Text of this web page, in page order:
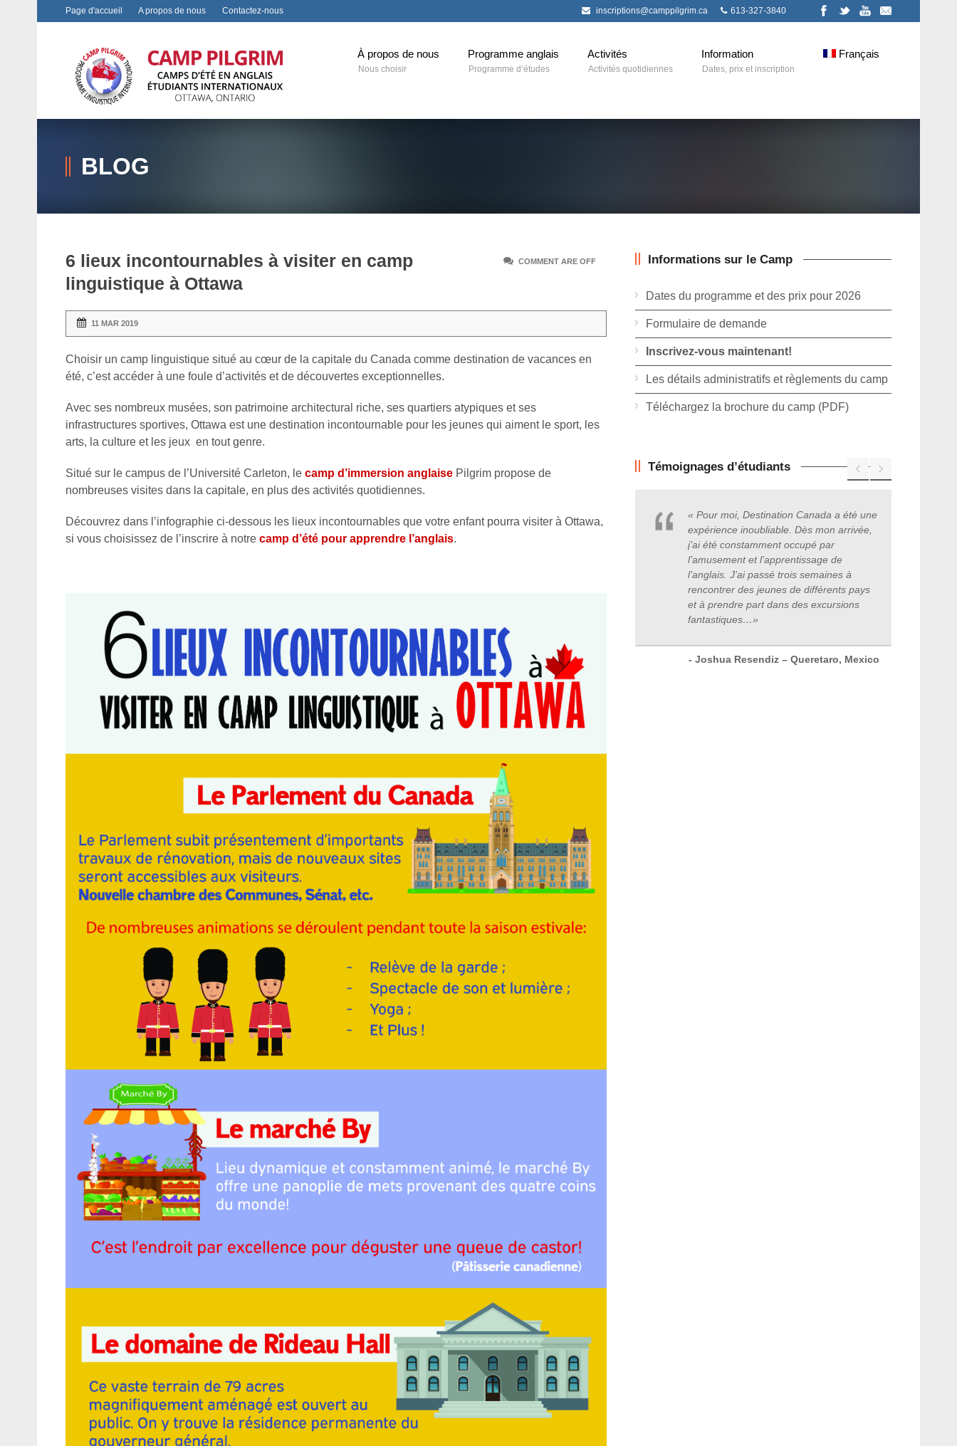
Page d'accueil A propos de nous Contactez-nous inscriptions@camppilgrim.ca 613-327-3840
À propos de nous
Nous choisir
Programme anglais
Programme d’études
Activités
Activités quotidiennes
Information
Dates, prix et inscription
Français
BLOG
COMMENT ARE OFF
6 lieux incontournables à visiter en camp
linguistique à Ottawa
11 MAR 2019
Choisir un camp linguistique situé au cœur de la capitale du Canada comme destination de vacances en
été, c’est accéder à une foule d’activités et de découvertes exceptionnelles.
Avec ses nombreux musées, son patrimoine architectural riche, ses quartiers atypiques et ses
infrastructures sportives, Ottawa est une destination incontournable pour les jeunes qui aiment le sport, les
arts, la culture et les jeux en tout genre.
Situé sur le campus de l’Université Carleton, le camp d’immersion anglaise Pilgrim propose de
nombreuses visites dans la capitale, en plus des activités quotidiennes.
Découvrez dans l’infographie ci-dessous les lieux incontournables que votre enfant pourra visiter à Ottawa,
si vous choisissez de l’inscrire à notre camp d’été pour apprendre l’anglais.
Informations sur le Camp
Dates du programme et des prix pour 2026
Formulaire de demande
Inscrivez-vous maintenant!
Les détails administratifs et règlements du camp
Téléchargez la brochure du camp (PDF)
Témoignages d’étudiants
« Pour moi, Destination Canada a été une
expérience inoubliable. Dès mon arrivée,
j’ai été constamment occupé par
l’amusement et l’apprentissage de
l’anglais. J’ai passé trois semaines à
rencontrer des jeunes de différents pays
et à prendre part dans des excursions
fantastiques…»
- Joshua Resendiz – Queretaro, Mexico